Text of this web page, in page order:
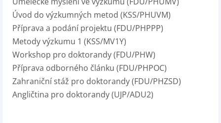
Úvod do výzkumných metod (KSS/PHUVM)
Příprava a podání projektu (FDU/PHPPP)
Metody výzkumu 1 (KSS/MV1Y)
Workshop pro doktorandy (FDU/PHW)
Příprava odborného článku (FDU/PHPOC)
Zahraniční stáž pro doktorandy (FDU/PHZSD)
Angličtina pro doktorandy (UJP/ADU2)